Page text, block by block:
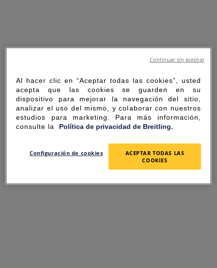
SORRY FOR THE
INCONVENIENCE
Al hacer clic en “Aceptar todas las cookies”, usted
acepta que las cookies se guarden en su
dispositivo para mejorar la navegación del sitio,
analizar el uso del mismo, y colaborar con nuestros
estudios para marketing. Para más información,
consulte la Política de privacidad de Breitling.
Configuración de cookies
ACEPTAR TODAS LAS
COOKIES
Continuar sin aceptar